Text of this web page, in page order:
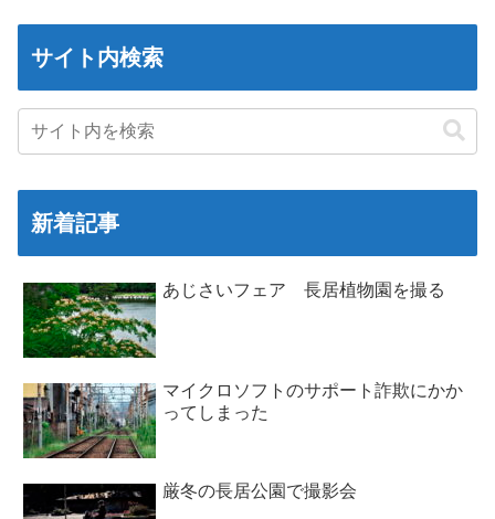
サイト内検索
新着記事
あじさいフェア 長居植物園を撮る
マイクロソフトのサポート詐欺にかか
ってしまった
厳冬の長居公園で撮影会